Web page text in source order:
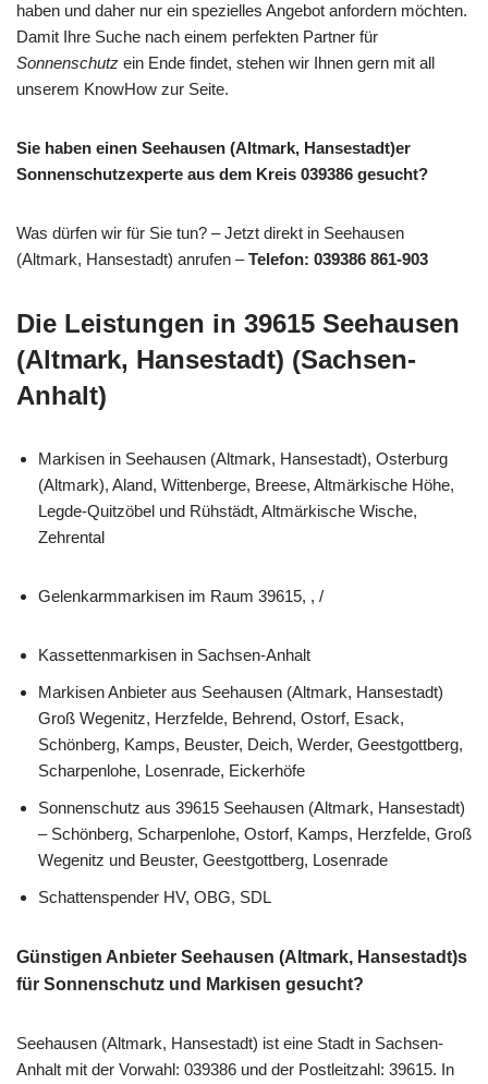
haben und daher nur ein spezielles Angebot anfordern möchten.
Damit Ihre Suche nach einem perfekten Partner für
Sonnenschutz ein Ende findet, stehen wir Ihnen gern mit all
unserem KnowHow zur Seite.
Sie haben einen Seehausen (Altmark, Hansestadt)er
Sonnenschutzexperte aus dem Kreis 039386 gesucht?
Was dürfen wir für Sie tun? – Jetzt direkt in Seehausen
(Altmark, Hansestadt) anrufen –Telefon: 039386 861-903
Die Leistungen in 39615 Seehausen
(Altmark, Hansestadt) (Sachsen-
Anhalt)
Markisen in Seehausen (Altmark, Hansestadt), Osterburg
(Altmark), Aland, Wittenberge, Breese, Altmärkische Höhe,
Legde-Quitzöbel und Rühstädt, Altmärkische Wische,
Zehrental
Gelenkarmmarkisen im Raum 39615, , /
Kassettenmarkisen in Sachsen-Anhalt
Markisen Anbieter aus Seehausen (Altmark, Hansestadt)
Groß Wegenitz, Herzfelde, Behrend, Ostorf, Esack,
Schönberg, Kamps, Beuster, Deich, Werder, Geestgottberg,
Scharpenlohe, Losenrade, Eickerhöfe
Sonnenschutz aus 39615 Seehausen (Altmark, Hansestadt)
– Schönberg, Scharpenlohe, Ostorf, Kamps, Herzfelde, Groß
Wegenitz und Beuster, Geestgottberg, Losenrade
Schattenspender HV, OBG, SDL
Günstigen Anbieter Seehausen (Altmark, Hansestadt)s
für Sonnenschutz und Markisen gesucht?
Seehausen (Altmark, Hansestadt) ist eine Stadt in Sachsen-
Anhalt mit der Vorwahl: 039386 und der Postleitzahl: 39615. In